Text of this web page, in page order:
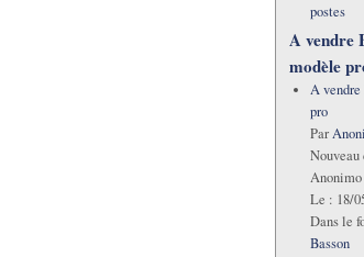
postes
A vendre
modèle
A
pro
Par
Le : 18/
Dans le
Basson